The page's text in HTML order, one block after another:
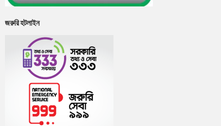
জরুরি হটলাইন